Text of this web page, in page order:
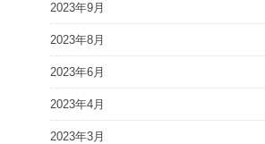
2023年9月
2023年8月
2023年6月
2023年4月
2023年3月